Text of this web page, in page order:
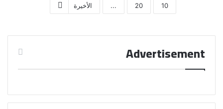
10
20
... الأخيرة
Advertisement